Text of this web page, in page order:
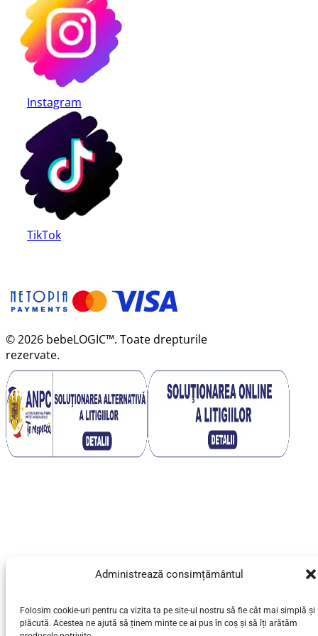
Administrează consimțământul
Folosim cookie-uri pentru ca vizita ta pe site-ul nostru să fie cât mai simplă și
plăcută. Acestea ne ajută să ținem minte ce ai pus în coș și să îți arătăm
Instagram
TikTok
© 2026 bebeLOGIC™. Toate drepturile
rezervate.